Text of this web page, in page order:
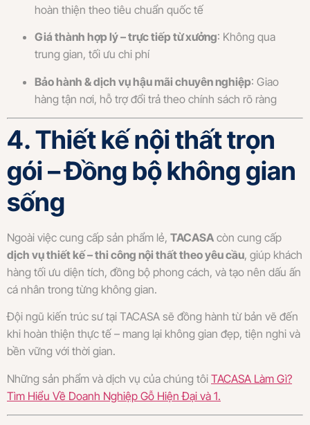
hoàn thiện theo tiêu chuẩn quốc tế
Giá thành hợp lý – trực tiếp từ xưởng: Không qua
trung gian, tối ưu chi phí
Bảo hành & dịch vụ hậu mãi chuyên nghiệp: Giao
hàng tận nơi, hỗ trợ đổi trả theo chính sách rõ ràng
4. Thiết kế nội thất trọn
gói – Đồng bộ không gian
sống
Ngoài việc cung cấp sản phẩm lẻ, TACASA còn cung cấp
dịch vụ thiết kế – thi công nội thất theo yêu cầu, giúp khách
hàng tối ưu diện tích, đồng bộ phong cách, và tạo nên dấu ấn
cá nhân trong từng không gian.
Đội ngũ kiến trúc sư tại TACASA sẽ đồng hành từ bản vẽ đến
khi hoàn thiện thực tế – mang lại không gian đẹp, tiện nghi và
bền vững với thời gian.
Những sản phẩm và dịch vụ của chúng tôi TACASA Làm Gì?
Tìm Hiểu Về Doanh Nghiệp Gỗ Hiện Đại và 1.